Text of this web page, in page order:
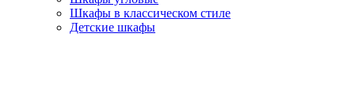
Шкафы в классическом стиле
Детские шкафы